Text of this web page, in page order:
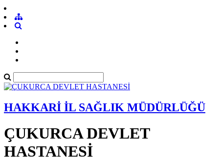
HAKKARİ İL SAĞLIK MÜDÜRLÜĞÜ
ÇUKURCA DEVLET
HASTANESİ